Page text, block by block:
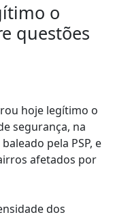
o
questões
hoje legítimo o
segurança, na
pela PSP, e
afetados por
dos